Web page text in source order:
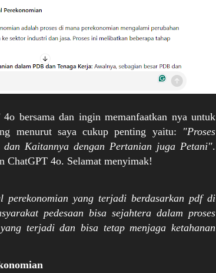
bersama dan ingin memanfaatkan nya untuk
menurut saya cukup penting yaitu: "Proses
dan Kaitannya dengan Pertanian juga Petani".
ChatGPT 4o. Selamat menyimak!
perekonomian yang terjadi berdasarkan pdf di
pedesaan bisa sejahtera dalam proses
terjadi dan bisa tetap menjaga ketahanan